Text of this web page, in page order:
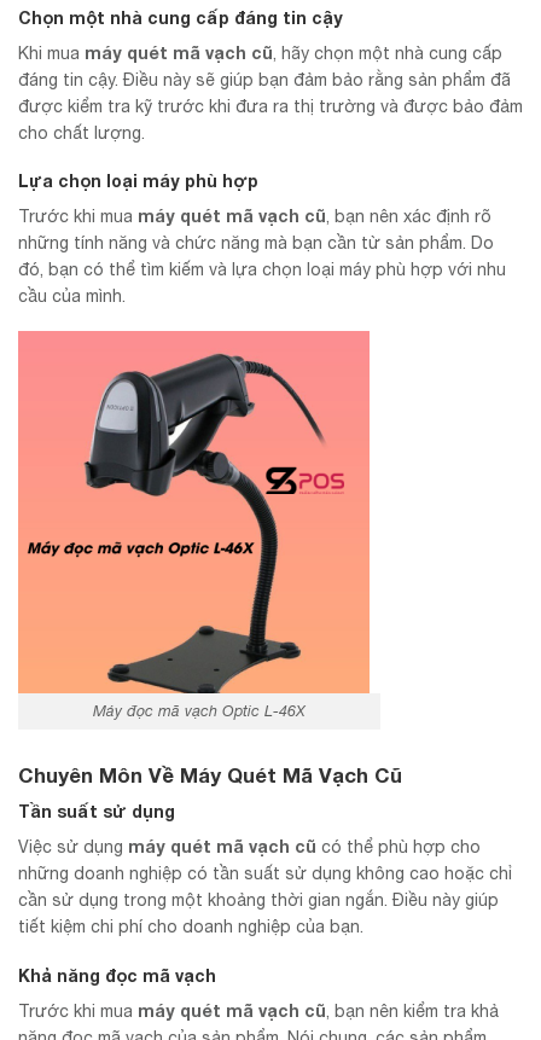
Chọn một nhà cung cấp đáng tin cậy
Khi mua máy quét mã vạch cũ , hãy chọn một nhà cung cấp
đáng tin cậy. Điều này sẽ giúp bạn đảm bảo rằng sản phẩm đã
được kiểm tra kỹ trước khi đưa ra thị trường và được bảo đảm
cho chất lượng.
Lựa chọn loại máy phù hợp
Trước khi mua máy quét mã vạch cũ , bạn nên xác định rõ
những tính năng và chức năng mà bạn cần từ sản phẩm. Do
đó, bạn có thể tìm kiếm và lựa chọn loại máy phù hợp với nhu
cầu của mình.
Máy đọc mã vạch Optic L-46X
Chuyên Môn Về Máy Quét Mã Vạch Cũ
Tần suất sử dụng
Việc sử dụng máy quét mã vạch cũ có thể phù hợp cho
những doanh nghiệp có tần suất sử dụng không cao hoặc chỉ
cần sử dụng trong một khoảng thời gian ngắn. Điều này giúp
tiết kiệm chi phí cho doanh nghiệp của bạn.
Khả năng đọc mã vạch
Trước khi mua máy quét mã vạch cũ , bạn nên kiểm tra khả